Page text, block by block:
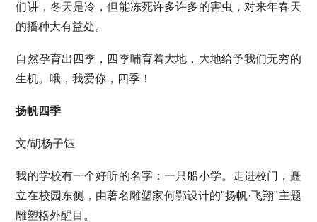
们讲，冬天是冷，但能冻死许多许多的害虫，对来年春天
的播种大有益处。
自然孕育出四季，四季哺育着大地，大地给予我们无穷的
生机。哦，我爱你，四季！
扬帆四季
文/胡杨子钰
我的学校有一个好听的名字：一只船小学。走进校门，矗
立在校园东侧，由著名雕塑家何鄂设计的"扬帆·飞翔"主题
雕塑格外醒目。